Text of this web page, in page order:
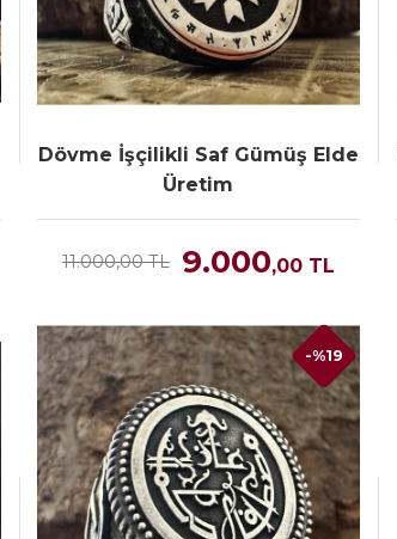
Dövme İşçilikli Saf Gümüş Elde
Üretim
11.000,00 TL 9.000,00TL
-%19